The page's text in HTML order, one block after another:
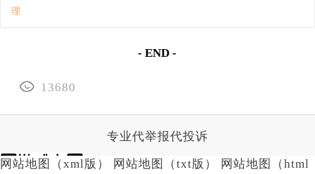
理
- END -
13680
专业代举报代投诉
网站地图（xml版） 网站地图（txt版）
网站地图（html